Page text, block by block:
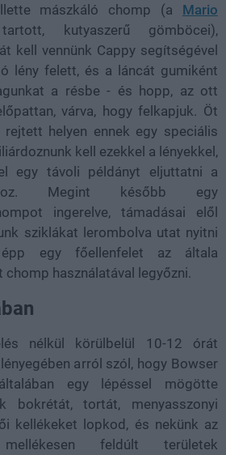
mászkáló chomp (a Mario
kutyaszerű gömböcei),
kell vennünk Cappy segítségével
lény felett, és a láncát gumiként
a résbe - és hopp, az ott
várva, hogy felkapjuk. Öt
helyen ennek egy speciális
kell ezekkel a lényekkel,
egy távoli példányt eljuttatni a
Megint később egy
ingerelve, támadásai elől
sziklákat lerombolva utat nyitni
épp egy főellenfelet az általa
használatával legyőzni.
nélkül körülbelül 10-12 órát
arról szól, hogy Bowser
egy lépéssel mögötte
bokrétát, tortát, menyasszonyi
kellékeket lopkod, és nekünk az
feldúlt területek